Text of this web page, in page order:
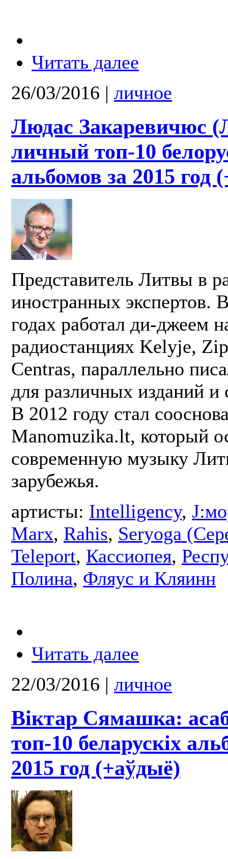
Читать далее
26/03/2016 | личное
Людас Закаревичюс
личный топ-10
альбомов за 2015 год
Представитель Литвы в
иностранных экспертов.
годах работал ди-джеем
радиостанциях Kelyje,
Centras, параллельно
для различных изданий и
В 2012 году стал
Manomuzika.lt, который
современную музыку
зарубежья.
артисты: Intelligency,
Marx, Rahis, Seryoga
Teleport, Кассиопея,
Полина, Фляус и Кляинн
Читать далее
22/03/2016 | личное
Віктар Сямашка:
топ-10 беларускіх
2015 год (+аўдыё)